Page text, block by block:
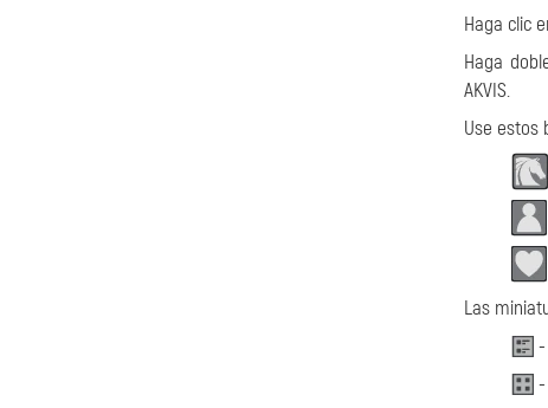
Haga clic
Haga
AKVIS.
Use estos
Las